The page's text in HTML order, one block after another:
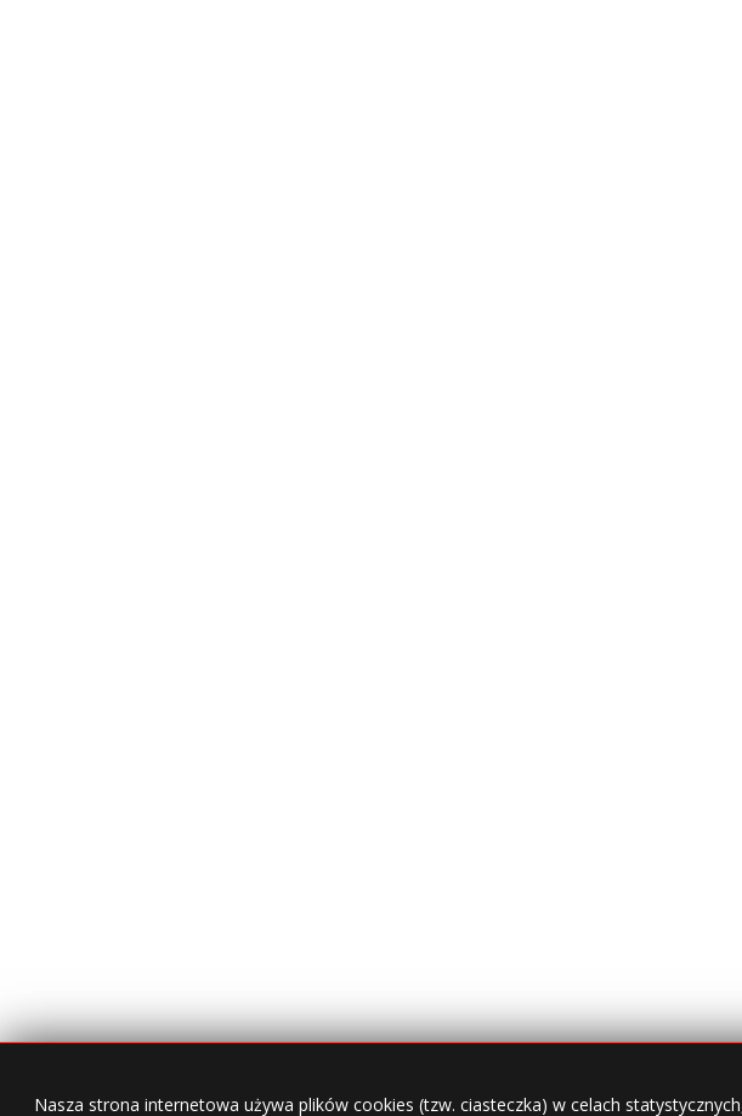
Nasza strona internetowa używa plików cookies (tzw. ciasteczka) w celach